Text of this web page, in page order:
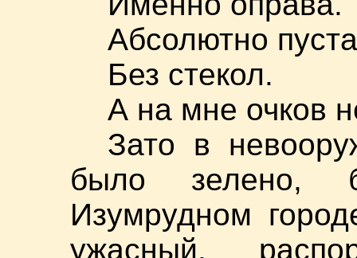
Абсолютно
Без стекол.
А на мне очков
Зато в
было зелено,
Изумрудном
ужасный,